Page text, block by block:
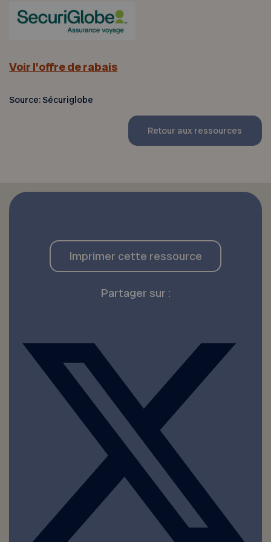
Voir l’offre de rabais
Source: Sécuriglobe
Retour aux ressources
Imprimer cette ressource
Partager sur :